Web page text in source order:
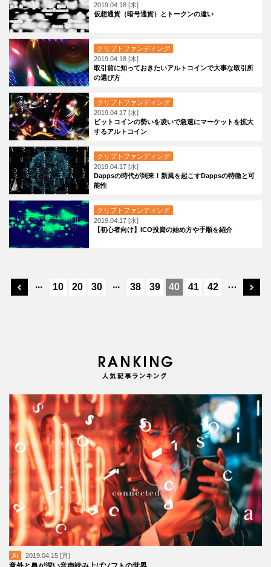
2019.04.18 [木]
仮想通貨（暗号通貨）とトークンの違い
クリプトファンディング
2019.04.18 [木]
取引前に知っておきたいアルトコインで大事な取引所
の選び方
クリプトファンディング
2019.04.17 [水]
ビットコインの勢いを凌いで急速にマーケットを拡大
するアルトコイン
クリプトファンディング
2019.04.17 [水]
Dappsの時代が到来！新風を起こすDappsの特徴と可
能性
クリプトファンディング
2019.04.17 [水]
【初心者向け】ICO投資の始め方や手順を紹介
... 10 20 30 ... 38 39 40 41 42 …
AI 2019.04.15 [月]